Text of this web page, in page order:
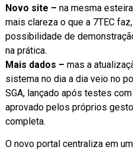
Novo site – na mesma
mais clareza o que a 7TEC
possibilidade de
na prática.
Mais dados – mas a
sistema no dia a dia veio no
SGA, lançado após testes
aprovado pelos próprios
completa.
O novo portal centraliza em